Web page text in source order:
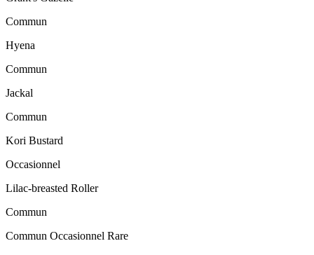
Commun
Hyena
Commun
Jackal
Commun
Kori Bustard
Occasionnel
Lilac-breasted Roller
Commun
Commun Occasionnel Rare